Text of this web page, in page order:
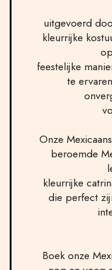
uitgevoerd
kleurrijke
feestelijke
te
Onze
beroemde
kleurrijke
die perfect
Boek onze